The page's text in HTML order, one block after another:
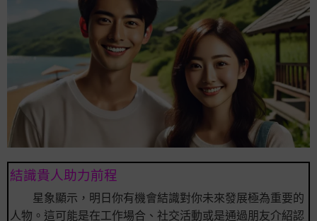
結識貴人助力前程
星象顯示，明日你有機會結識對你未來發展極為重要的
人物。這可能是在工作場合、社交活動或是通過朋友介紹認